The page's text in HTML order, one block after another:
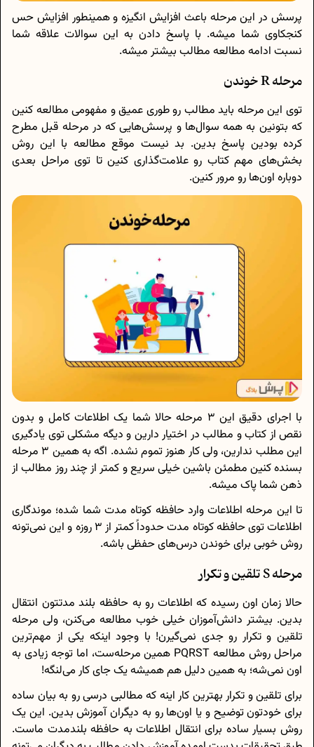
پرسش در این مرحله باعث افزایش انگیزه و همینطور افزایش حس
کنجکاوی شما میشه. با پاسخ دادن به این سوالات علاقه شما
نسبت ادامه مطالعه مطالب بیشتر میشه.
مرحله R خوندن
توی این مرحله باید مطالب رو طوری عمیق و مفهومی مطالعه کنین
که بتونین به همه سوال‌ها و پرسش‌هایی که در مرحله قبل مطرح
کرده بودین پاسخ بدین. بد نیست موقع مطالعه با این روش
بخش‌های مهم کتاب رو علامت‌گذاری کنین تا توی مراحل بعدی
دوباره اون‌ها رو مرور کنین.
با اجرای دقیق این 3 مرحله حالا شما یک اطلاعات کامل و بدون
نقص از کتاب و مطالب در اختیار دارین و دیگه مشکلی توی یادگیری
این مطلب ندارین، ولی کار هنوز تموم نشده. اگه به همین 3 مرحله
بسنده کنین مطمئن باشین خیلی سریع و کمتر از چند روز مطالب از
ذهن شما پاک میشه.
تا این مرحله اطلاعات وارد حافظه کوتاه مدت شما شده؛ موندگاری
اطلاعات توی حافظه کوتاه مدت حدوداً کمتر از 3 روزه و این نمی‌تونه
روش خوبی برای خوندن درس‌های حفظی باشه.
مرحله S تلقین و تکرار
حالا زمان اون رسیده که اطلاعات رو به حافظه بلند مدتتون انتقال
بدین. بیشتر دانش‌آموزان خیلی خوب مطالعه می‌کنن، ولی مرحله
تلقین و تکرار رو جدی نمی‌گیرن! با وجود اینکه یکی از مهم‌ترین
مراحل روش مطالعه PQRST همین مرحله‌ست، اما توجه زیادی به
اون نمی‌شه؛ به همین دلیل هم همیشه یک جای کار می‌لنگه!
برای تلقین و تکرار بهترین کار اینه که مطالبی درسی رو به بیان ساده
برای خودتون توضیح و یا اون‌ها رو به دیگران آموزش بدین. این یک
روش بسیار ساده برای انتقال اطلاعات به حافظه بلندمدت ماست.